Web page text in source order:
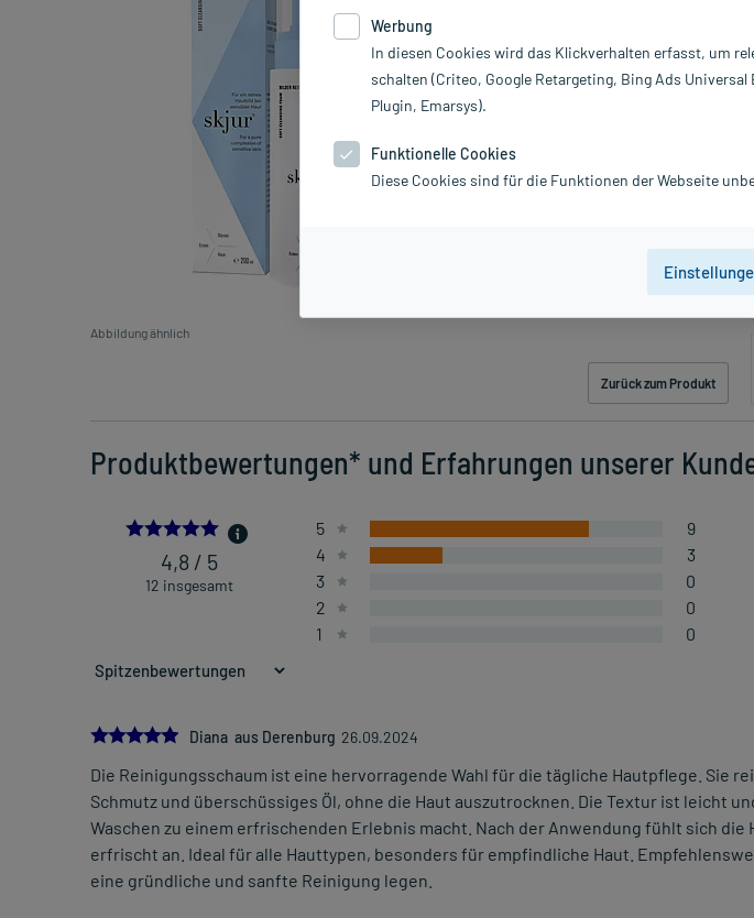
Abbildung ähnlich
Zurück zum Produkt
Produktbewertungen* und Erfahrungen unserer
4.75
4,8 / 5
12 insgesamt
5
9
4
3
3
0
2
0
1
0
5.0
Diana aus Derenburg 26.09.2024
Die Reinigungsschaum ist eine hervorragende Wahl für die tägliche Hautpflege. Sie
Schmutz und überschüssiges Öl, ohne die Haut auszutrocknen. Die Textur ist leicht
Waschen zu einem erfrischenden Erlebnis macht. Nach der Anwendung fühlt sich die
erfrischt an. Ideal für alle Hauttypen, besonders für empfindliche Haut.
eine gründliche und sanfte Reinigung legen.
Werbung
In diesen Cookies wird das Klickverhalten erfasst, um
schalten (Criteo, Google Retargeting, Bing Ads
Plugin, Emarsys).
Funktionelle Cookies
Diese Cookies sind für die Funktionen der Webseite